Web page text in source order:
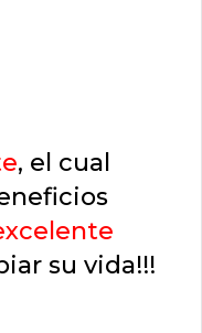
, el cual
su vida!!!